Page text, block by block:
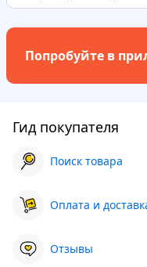
Попробуйте в
Гид покупателя
Поиск товара
Оплата и
Отзывы